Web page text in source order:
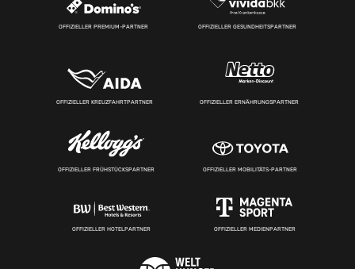
OFFIZIELLER PREMIUM-PARTNER OFFIZIELLER GESUNDHEITSPARTNER
OFFIZIELLER KREUZFAHRTPARTNER OFFIZIELLER ERNÄHRUNGSPARTNER
OFFIZIELLER FRÜHSTÜCKSPARTNER OFFIZIELLER MOBILITÄTS-PARTNER
OFFIZIELLER HOTELPARTNER OFFIZIELLER MEDIENPARTNER